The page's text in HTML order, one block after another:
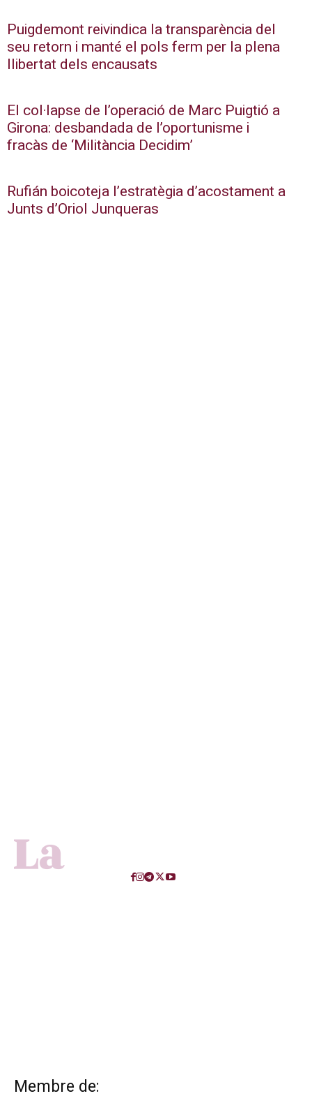
Puigdemont reivindica la transparència del
seu retorn i manté el pols ferm per la plena
llibertat dels encausats
El col·lapse de l’operació de Marc Puigtió a
Girona: desbandada de l’oportunisme i
fracàs de ‘Militància Decidim’
Rufián boicoteja l’estratègia d’acostament a
Junts d’Oriol Junqueras
Membre de: